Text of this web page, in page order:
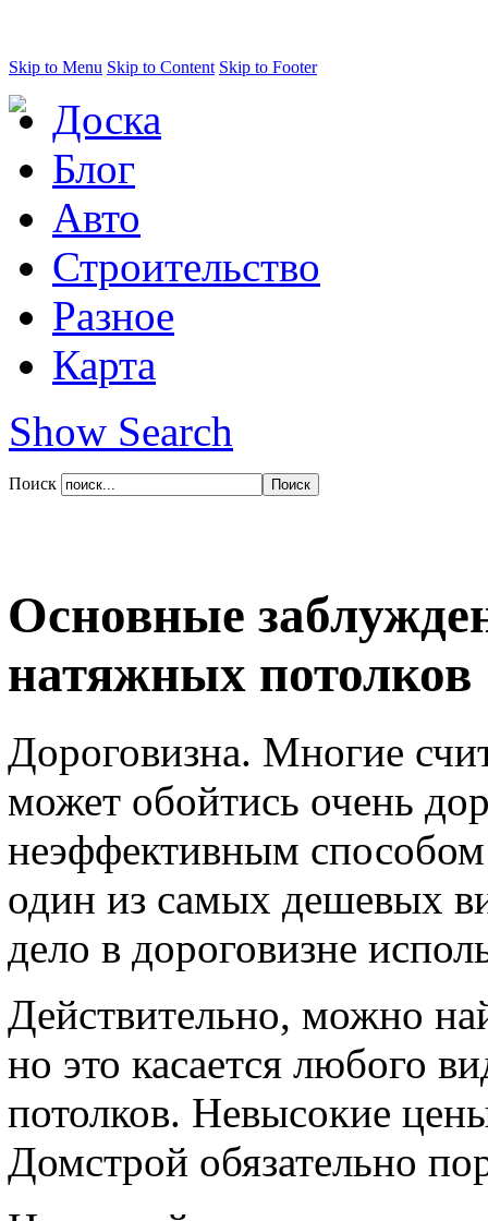
Skip to Menu Skip to Content Skip to Footer
Доска
Блог
Авто
Строительство
Разное
Карта
Show Search
Поиск
Основные
натяжных потолков
Дороговизна. Многие
может обойтись очень
неэффективным
один из самых дешевых
дело в дороговизне
Действительно, можно
но это касается любого
потолков. Невысокие
Домстрой обязательно